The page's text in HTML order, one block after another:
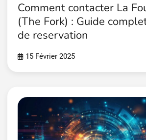
Comment contacter La
(The Fork) : Guide
de reservation
15 Février 2025